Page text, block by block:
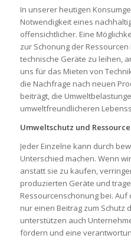
In unserer heutigen
Notwendigkeit eines
offensichtlicher. Eine
zur Schonung der
technische Geräte zu leihen,
uns für das Mieten von
die Nachfrage nach neuen
beiträgt, die
umweltfreundlicheren
Umweltschutz und
Jeder Einzelne kann durch
Unterschied machen. Wenn
anstatt sie zu kaufen,
produzierten Geräte und
Ressourcenschonung bei.
nur einen Beitrag zum Schutz
unterstützen auch
fördern und eine